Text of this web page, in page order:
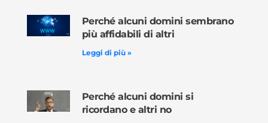
Perché alcuni domini sembrano
più affidabili di altri
Leggi di più »
Perché alcuni domini si
ricordano e altri no